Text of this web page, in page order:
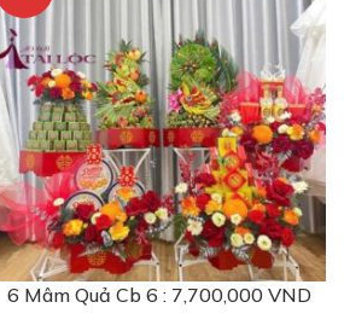
6 Mâm Quả Cb 6 : 7,700,000 VND